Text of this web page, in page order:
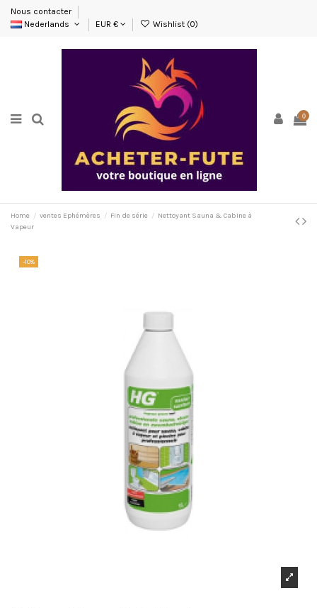
Nous contacter
Nederlands
EUR € Wishlist (0)
0
Home ventes Ephémères Fin de série
Nettoyant Sauna & Cabine à
Vapeur
-10%